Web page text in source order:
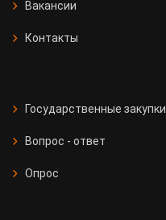
Вакансии
Контакты
Государственные закупки
Вопрос - ответ
Опрос